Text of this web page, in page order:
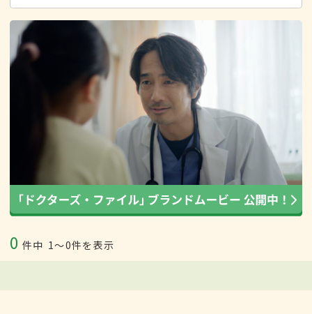
0 件中 1〜0件を表示